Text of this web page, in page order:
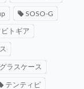
SOSO-G
ビトギア
グラスケース
テンティピ